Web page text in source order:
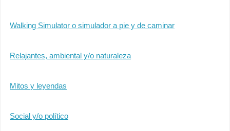
Walking Simulator o simulador a pie y de caminar
Relajantes, ambiental y/o naturaleza
Mitos y leyendas
Social y/o político